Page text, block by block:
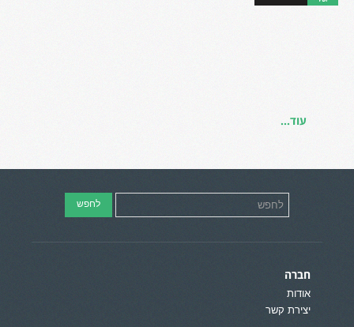
עוד...
חברה
אודות
יצירת קשר